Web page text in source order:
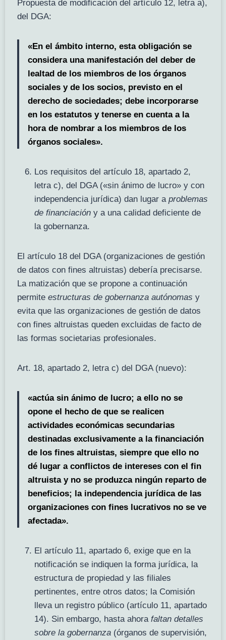
Propuesta de modificación del artículo 12, letra a),
del DGA:
«En el ámbito interno, esta obligación se
considera una manifestación del deber de
lealtad de los miembros de los órganos
sociales y de los socios, previsto en el
derecho de sociedades; debe incorporarse
en los estatutos y tenerse en cuenta a la
hora de nombrar a los miembros de los
órganos sociales».
Los requisitos del artículo 18, apartado 2,
letra c), del DGA («sin ánimo de lucro» y con
independencia jurídica) dan lugar a problemas
de financiacióny a una calidad deficiente de
la gobernanza.
El artículo 18 del DGA (organizaciones de gestión
de datos con fines altruistas) debería precisarse.
La matización que se propone a continuación
permite estructuras de gobernanza autónomas y
evita que las organizaciones de gestión de datos
con fines altruistas queden excluidas de facto de
las formas societarias profesionales.
Art. 18, apartado 2, letra c) del DGA (nuevo):
«actúa sin ánimo de lucro; a ello no se
opone el hecho de que se realicen
actividades económicas secundarias
destinadas exclusivamente a la financiación
de los fines altruistas, siempre que ello no
dé lugar a conflictos de intereses con el fin
altruista y no se produzca ningún reparto de
beneficios; la independencia jurídica de las
organizaciones con fines lucrativos no se ve
afectada».
El artículo 11, apartado 6, exige que en la
notificación se indiquen la forma jurídica, la
estructura de propiedad y las filiales
pertinentes, entre otros datos; la Comisión
lleva un registro público (artículo 11, apartado
14). Sin embargo, hasta ahora faltan detalles
sobre la gobernanza(órganos de supervisión,